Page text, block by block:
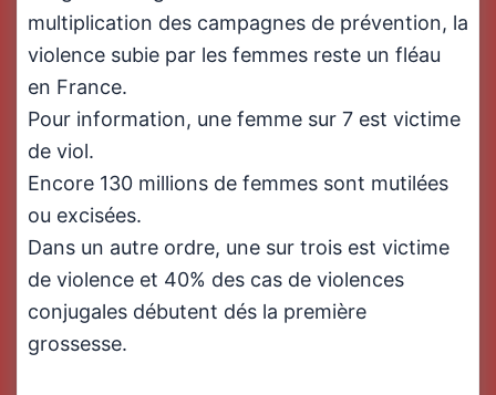
multiplication des campagnes de prévention, la
violence subie par les femmes reste un fléau
en France.
Pour information, une femme sur 7 est victime
de viol.
Encore 130 millions de femmes sont mutilées
ou excisées.
Dans un autre ordre, une sur trois est victime
de violence et 40% des cas de violences
conjugales débutent dés la première
grossesse.